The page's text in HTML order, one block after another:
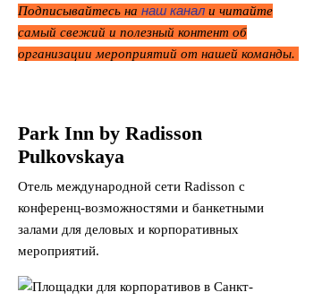
Подписывайтесь на наш канал и читайте
самый свежий и полезный контент об
организации мероприятий от нашей команды.
Park Inn by Radisson
Pulkovskaya
Отель международной сети Radisson с
конференц-возможностями и банкетными
залами для деловых и корпоративных
мероприятий.